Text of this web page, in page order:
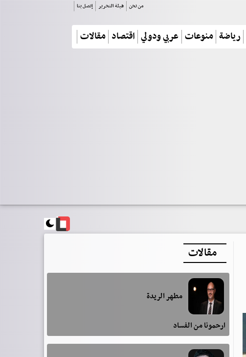
من نحن هيئة التحرير إتصل بنا
رياضة منوعات عربي ودولي اقتصاد مقالات
مقالات
مطهر الريدة
ارحمونا من الفساد